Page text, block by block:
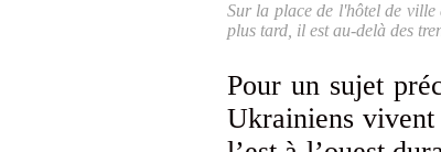
Sur la place de l'hôtel de
plus tard, il est au-delà des
Pour un sujet
Ukrainiens